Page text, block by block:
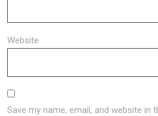
Website
Save my name, email, and website in